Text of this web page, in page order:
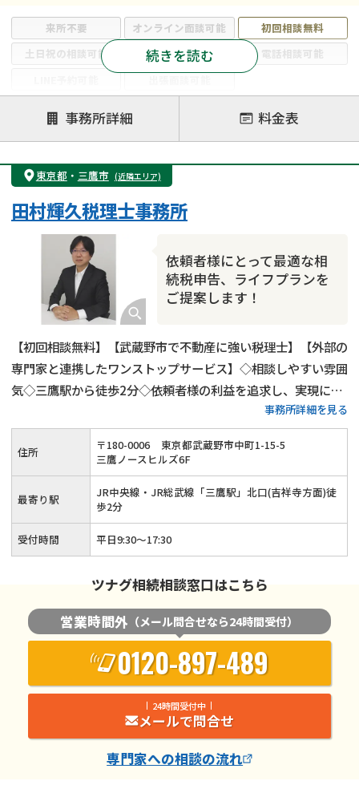
来所不要 オンライン面談可能
初回相談無料
土日祝の相談可能
19時以降電話可能
電話相談可能
注力案件
遺言書作成・遺言執行
相続放棄
相続登記
遺産分割
遺留分侵害額請求
相続税申告
相続手続き
銀行手続き
成年後見・任意後見
贈与税
相続人調査
相続トラブル
続きを読む
事務所詳細 料金表
東京都 ・ 三鷹市 (近隣エリア)
依頼者様にとって最適な相
続税申告、ライフプランを
ご提案します！
田村輝久税理士事務所
【初回相談無料】【武蔵野市で不動産に強い税理士】【外部の
専門家と連携したワンストップサービス】◇相談しやすい雰囲
気◇三鷹駅から徒歩2分◇依頼者様の利益を追求し、実現に全
事務所詳細を見る
住所 〒180-0006
東京都武蔵野市中町1-15-5
三鷹ノースヒルズ6F
最寄り駅
JR中央線・JR総武線「三鷹駅」北口(吉祥寺方面)徒
歩2分
受付時間 平日9:30～17:30
ツナグ相続相談窓口はこちら
営業時間外 （メール問合せなら24時間受付）
0120-897-489
24時間受付中
メールで問合せ
専門家への相談の流れ